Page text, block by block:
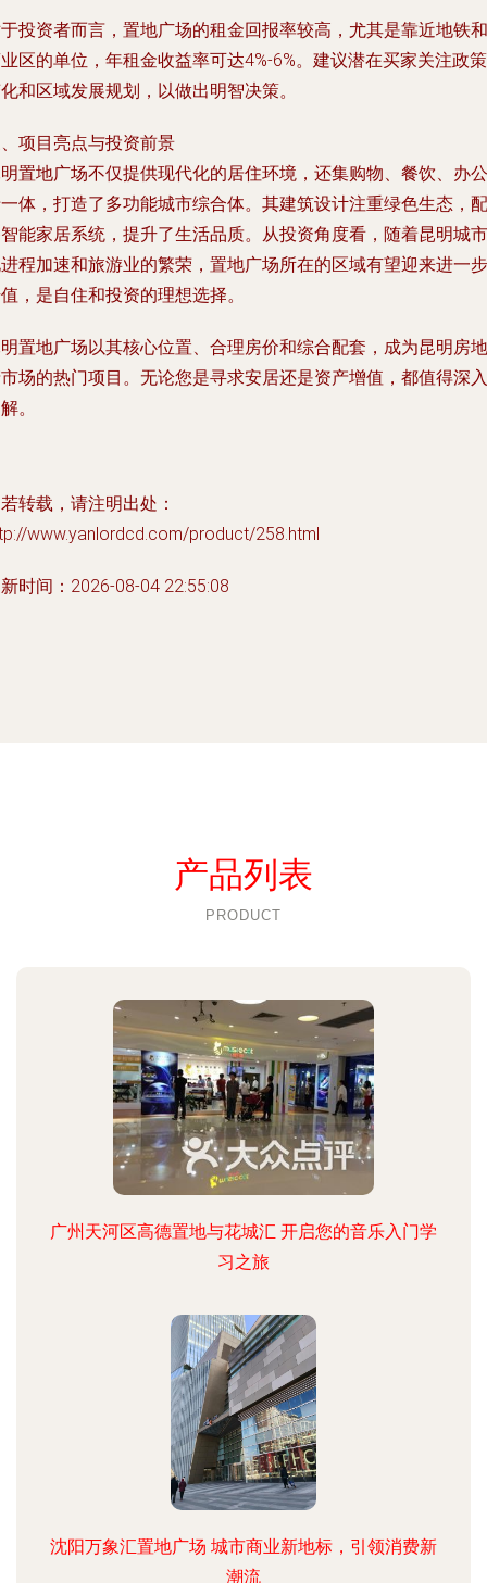
投资者而言，置地广场的租金回报率较高，尤其是靠近地铁和
区的单位，年租金收益率可达4%-6%。建议潜在买家关注政策
和区域发展规划，以做出明智决策。
项目亮点与投资前景
置地广场不仅提供现代化的居住环境，还集购物、餐饮、办公
体，打造了多功能城市综合体。其建筑设计注重绿色生态，配
能家居系统，提升了生活品质。从投资角度看，随着昆明城市
程加速和旅游业的繁荣，置地广场所在的区域有望迎来进一步
，是自住和投资的理想选择。
置地广场以其核心位置、合理房价和综合配套，成为昆明房地
场的热门项目。无论您是寻求安居还是资产增值，都值得深入
。
转载，请注明出处：
www.yanlordcd.com/product/258.html
时间：2026-08-04 22:55:08
产品列表
PRODUCT
广州天河区高德置地与花城汇 开启您的音乐入门学
习之旅
沈阳万象汇置地广场 城市商业新地标，引领消费新
潮流